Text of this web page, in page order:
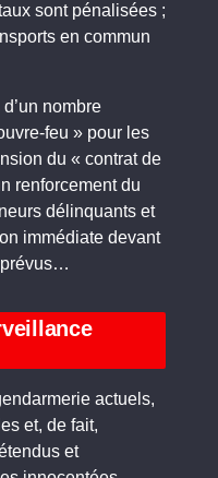
sont pénalisées ;
en commun
nombre
feu » pour les
du « contrat de
renforcement du
délinquants et
immédiate devant
prévus…
actuels,
et, de fait,
et